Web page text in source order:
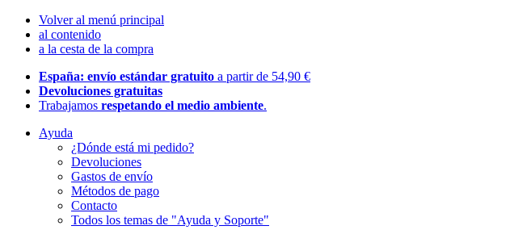
Volver al menú principal
al contenido
a la cesta de la compra
España: envío estándar gratuito a partir de 54,90 €
Devoluciones gratuitas
Trabajamos respetando el medio ambiente.
Ayuda
¿Dónde está mi pedido?
Devoluciones
Gastos de envío
Métodos de pago
Contacto
Todos los temas de "Ayuda y Soporte"